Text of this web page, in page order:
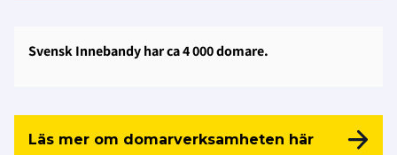
Svensk Innebandy har ca 4 000 domare.
Läs mer om domarverksamheten här